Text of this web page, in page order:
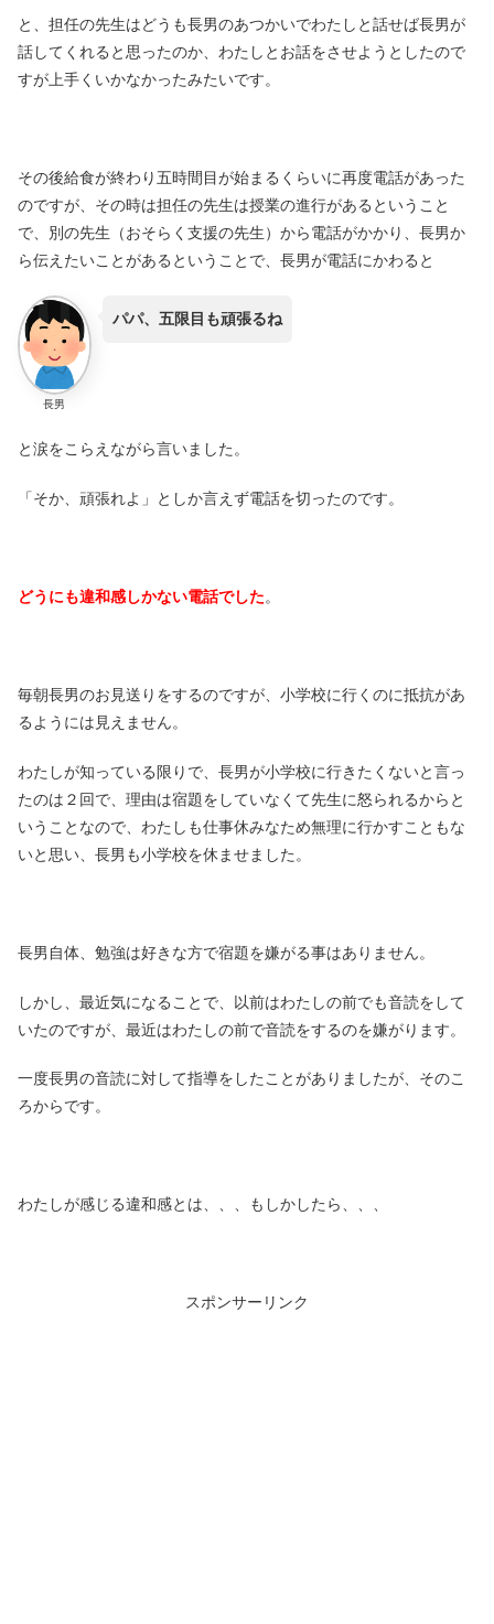
と、担任の先生はどうも長男のあつかいでわたしと話せば長男が
話してくれると思ったのか、わたしとお話をさせようとしたので
すが上手くいかなかったみたいです。
その後給食が終わり五時間目が始まるくらいに再度電話があった
のですが、その時は担任の先生は授業の進行があるということ
で、別の先生（おそらく支援の先生）から電話がかかり、長男か
ら伝えたいことがあるということで、長男が電話にかわると
長男
パパ、五限目も頑張るね
と涙をこらえながら言いました。
「そか、頑張れよ」としか言えず電話を切ったのです。
どうにも違和感しかない電話でした。
毎朝長男のお見送りをするのですが、小学校に行くのに抵抗があ
るようには見えません。
わたしが知っている限りで、長男が小学校に行きたくないと言っ
たのは２回で、理由は宿題をしていなくて先生に怒られるからと
いうことなので、わたしも仕事休みなため無理に行かすこともな
いと思い、長男も小学校を休ませました。
長男自体、勉強は好きな方で宿題を嫌がる事はありません。
しかし、最近気になることで、以前はわたしの前でも音読をして
いたのですが、最近はわたしの前で音読をするのを嫌がります。
一度長男の音読に対して指導をしたことがありましたが、そのこ
ろからです。
わたしが感じる違和感とは、、、もしかしたら、、、
スポンサーリンク